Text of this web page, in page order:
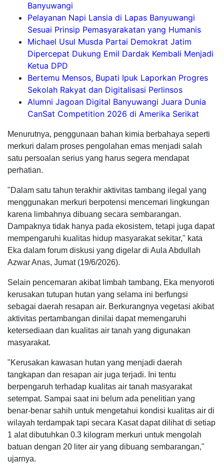
Banyuwangi
Pelayanan Napi Lansia di Lapas Banyuwangi
Sesuai Prinsip Pemasyarakatan yang Humanis
Michael Usul Musda Partai Demokrat Jatim
Dipercepat Dukung Emil Dardak Kembali Menjadi
Ketua DPD
Bertemu Mensos, Bupati Ipuk Laporkan Progres
Sekolah Rakyat dan Digitalisasi Perlinsos
Alumni Jagoan Digital Banyuwangi Juara Dunia
CanSat Competition 2026 di Amerika Serikat
Menurutnya, penggunaan bahan kimia berbahaya seperti
merkuri dalam proses pengolahan emas menjadi salah
satu persoalan serius yang harus segera mendapat
perhatian.
"Dalam satu tahun terakhir aktivitas tambang ilegal yang
menggunakan merkuri berpotensi mencemari lingkungan
karena limbahnya dibuang secara sembarangan.
Dampaknya tidak hanya pada ekosistem, tetapi juga dapat
mempengaruhi kualitas hidup masyarakat sekitar," kata
Eka dalam forum diskusi yang digelar di Aula Abdullah
Azwar Anas, Jumat (19/6/2026).
Selain pencemaran akibat limbah tambang, Eka menyoroti
kerusakan tutupan hutan yang selama ini berfungsi
sebagai daerah resapan air. Berkurangnya vegetasi akibat
aktivitas pertambangan dinilai dapat memengaruhi
ketersediaan dan kualitas air tanah yang digunakan
masyarakat.
"Kerusakan kawasan hutan yang menjadi daerah
tangkapan dan resapan air juga terjadi. Ini tentu
berpengaruh terhadap kualitas air tanah masyarakat
setempat. Sampai saat ini belum ada penelitian yang
benar-benar sahih untuk mengetahui kondisi kualitas air di
wilayah terdampak tapi secara Kasat dapat dilihat di setiap
1 alat dibutuhkan 0.3 kilogram merkuri untuk mengolah
batuan dengan 20 liter air yang dibuang sembarangan,"
ujarnya.